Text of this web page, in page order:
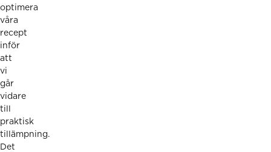
optimera
våra
recept
inför
att
vi
går
vidare
till
praktisk
tillämpning.
Det